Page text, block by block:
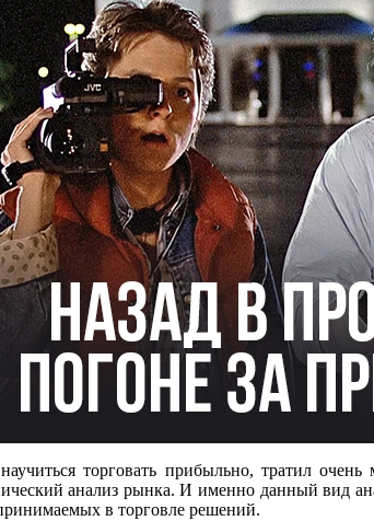
торговать прибыльно, тратил
анализ рынка. И именно данный вид
в торговле решений.